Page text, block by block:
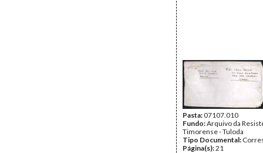
Pasta:07107.010
Fundo:Arquivo da
Timorense - Tuloda
Tipo Documental:
Página(s):21